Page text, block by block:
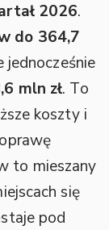
2026.
do 364,7
jednocześnie
mln zł. To
koszty i
to mieszany
się
pod